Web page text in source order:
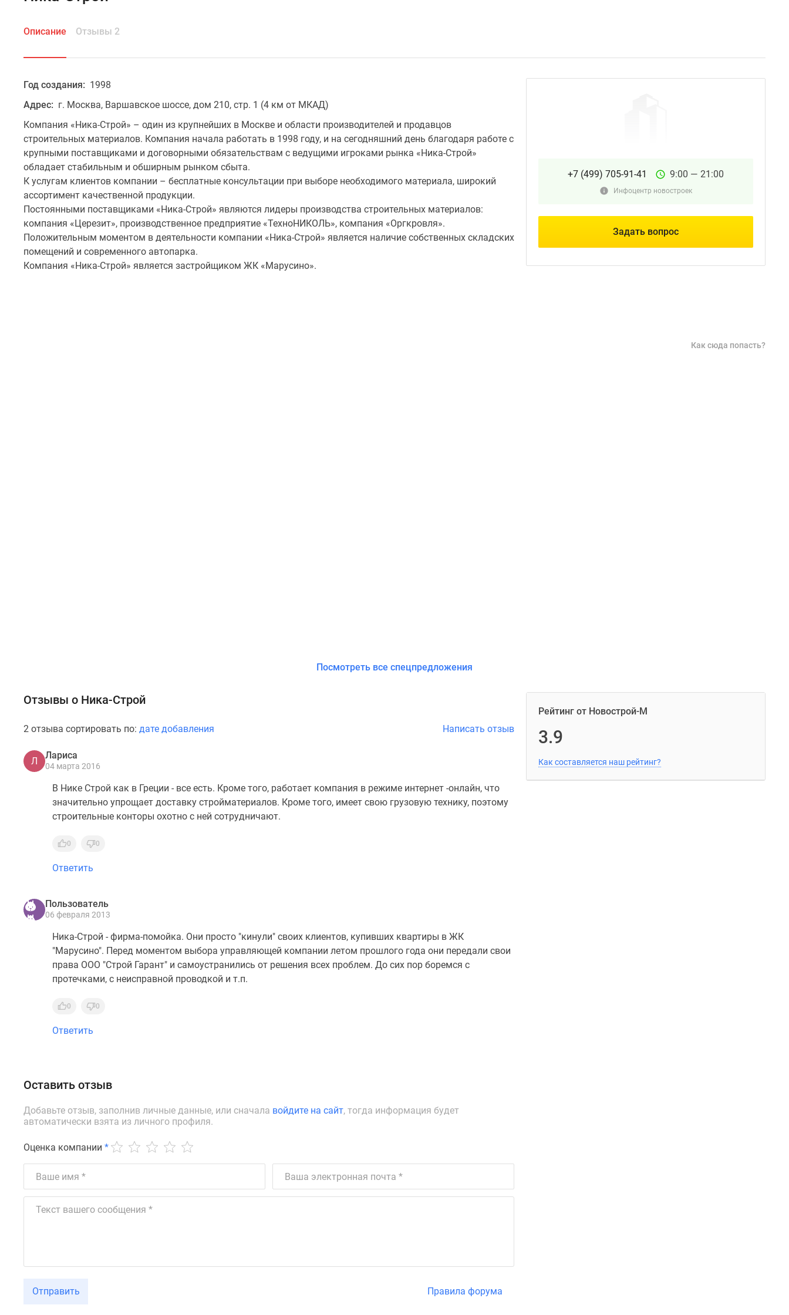
Описание Отзывы 2
Год создания: 1998
Адрес: г. Москва, Варшавское шоссе, дом 210, стр. 1 (4 км от МКАД)
Компания «Ника-Строй» – один из крупнейших в Москве и области производителей и продавцов
строительных материалов. Компания начала работать в 1998 году, и на сегодняшний день благодаря работе с
крупными поставщиками и договорными обязательствам с ведущими игроками рынка «Ника-Строй»
обладает стабильным и обширным рынком сбыта.
К услугам клиентов компании – бесплатные консультации при выборе необходимого материала, широкий
ассортимент качественной продукции.
Постоянными поставщиками «Ника-Строй» являются лидеры производства строительных материалов:
компания «Церезит», производственное предприятие «ТехноНИКОЛЬ», компания «Оргкровля».
Положительным моментом в деятельности компании «Ника-Строй» является наличие собственных складских
помещений и современного автопарка.
Компания «Ника-Строй» является застройщиком ЖК «Марусино».
+7 (499) 705-91-41 9:00 — 21:00
Инфоцентр новостроек
Задать вопрос
Как сюда попасть?
Посмотреть все спецпредложения
Отзывы о Ника-Строй
2 отзыва сортировать по: дате добавления Написать отзыв
Л
Лариса
04 марта 2016
В Нике Строй как в Греции - все есть. Кроме того, работает компания в режиме интернет -онлайн, что
значительно упрощает доставку стройматериалов. Кроме того, имеет свою грузовую технику, поэтому
строительные конторы охотно с ней сотрудничают.
0 0
Ответить
Пользователь
06 февраля 2013
Ника-Строй - фирма-помойка. Они просто "кинули" своих клиентов, купивших квартиры в ЖК
"Марусино". Перед моментом выбора управляющей компании летом прошлого года они передали свои
права ООО "Строй Гарант" и самоустранились от решения всех проблем. До сих пор боремся с
протечками, с неисправной проводкой и т.п.
0 0
Ответить
Оставить отзыв
Добавьте отзыв, заполнив личные данные, или сначала войдите на сайт, тогда информация будет
автоматически взята из личного профиля.
Оценка компании *
Отправить Правила форума
Рейтинг от Новострой-М
3.9
Как составляется наш рейтинг?